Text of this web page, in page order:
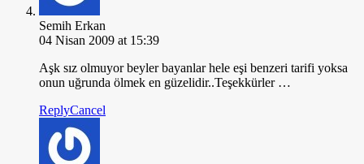
Semih Erkan
04 Nisan 2009 at 15:39
Aşk sız olmuyor beyler bayanlar hele eşi benzeri tarifi yoksa
onun uğrunda ölmek en güzelidir..Teşekkürler …
ReplyCancel